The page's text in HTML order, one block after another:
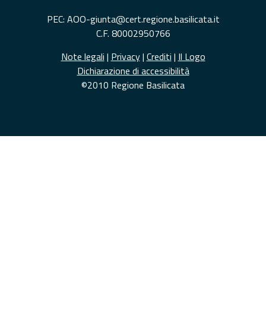
PEC: AOO-giunta@cert.regione.basilicata.it
C.F. 80002950766
Note legali | Privacy| Crediti | Il Logo
Dichiarazione di accessibilità
©2010 Regione Basilicata